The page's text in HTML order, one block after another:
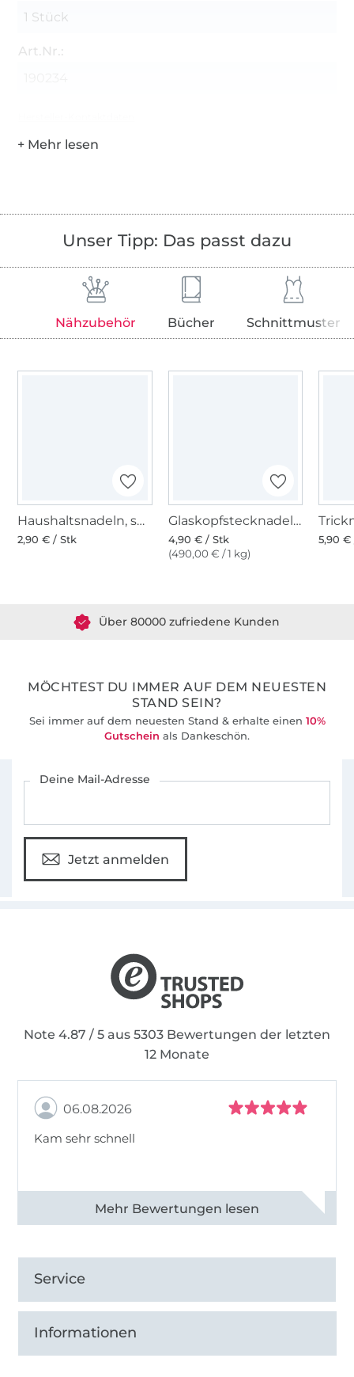
1 Stück
Art.Nr.:
Unser Tipp: Das passt dazu
Nähzubehör Bücher Schnittmuster
Haushaltsnadeln, sortiert, 12 Stk
2,90 € / Stk
Glaskopfstecknadeln bunt
4,90 € / Stk
(490,00 € / 1 kg)
5,90 €
MÖCHTEST DU IMMER AUF DEM NEUESTEN
STAND SEIN?
Sei immer auf dem neuesten Stand & erhalte einen 10%
Gutschein als Dankeschön.
Deine Mail-Adresse
Jetzt anmelden
Note 4.87 / 5 aus 5303 Bewertungen der letzten
12 Monate
06.08.2026
Kam sehr schnell
Alle 82950 Bewertungen ansehen
Service
Informationen